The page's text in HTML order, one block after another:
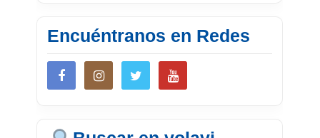
Encuéntranos en Redes